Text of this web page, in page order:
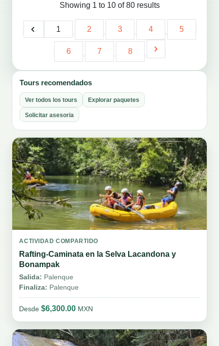
Showing 1 to 10of80results
1 2 3 4 5
6 7 8
Tours recomendados
Ver todos los tours Explorar paquetes
Solicitar asesoria
ACTIVIDAD COMPARTIDO
Rafting-Caminata en la Selva Lacandona y
Bonampak
Salida: Palenque
Finaliza: Palenque
Desde$6,300.00 MXN